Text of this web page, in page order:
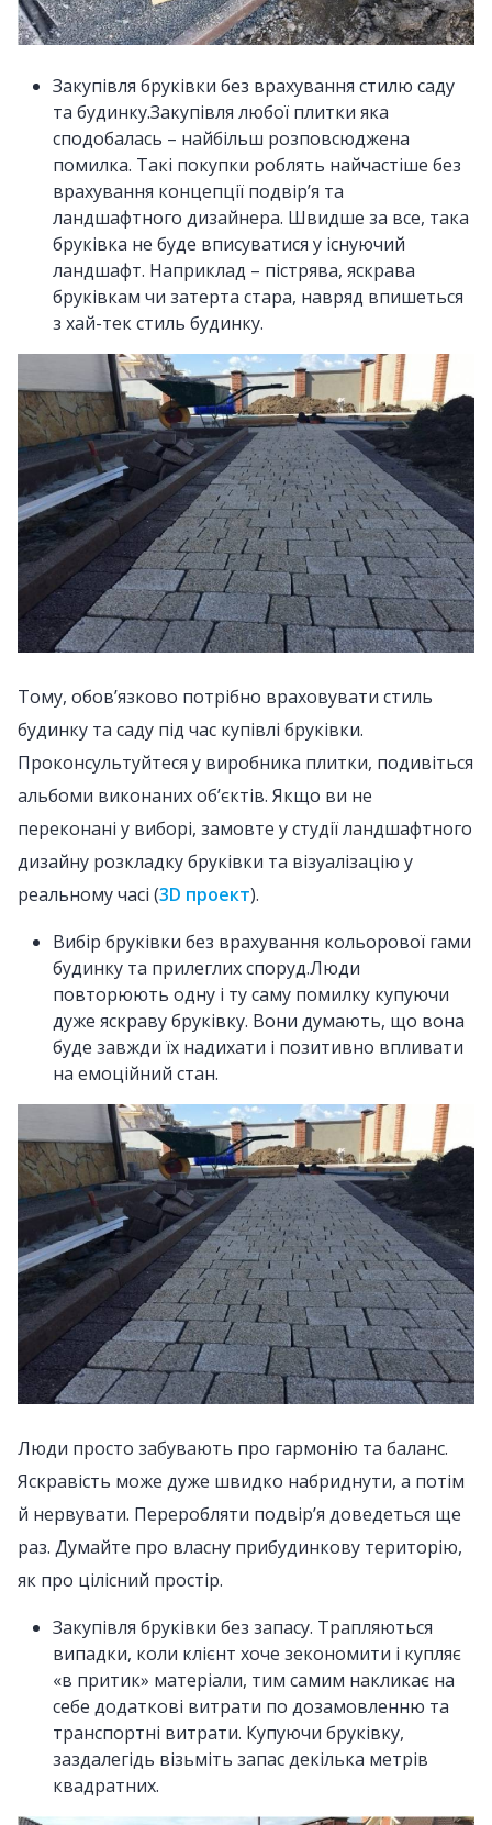
Закупівля бруківки без врахування стилю саду
та будинку.Закупівля любої плитки яка
сподобалась – найбільш розповсюджена
помилка. Такі покупки роблять найчастіше без
врахування концепції подвір’я та
ландшафтного дизайнера. Швидше за все, така
бруківка не буде вписуватися у існуючий
ландшафт. Наприклад – пістрява, яскрава
бруківкам чи затерта стара, навряд впишеться
з хай-тек стиль будинку.
Тому, обов’язково потрібно враховувати стиль
будинку та саду під час купівлі бруківки.
Проконсультуйтеся у виробника плитки, подивіться
альбоми виконаних об’єктів. Якщо ви не
переконані у виборі, замовте у студії ландшафтного
дизайну розкладку бруківки та візуалізацію у
реальному часі (3D проект).
Вибір бруківки без врахування кольорової гами
будинку та прилеглих споруд.Люди
повторюють одну і ту саму помилку купуючи
дуже яскраву бруківку. Вони думають, що вона
буде завжди їх надихати і позитивно впливати
на емоційний стан.
Люди просто забувають про гармонію та баланс.
Яскравість може дуже швидко набриднути, а потім
й нервувати. Переробляти подвір’я доведеться ще
раз. Думайте про власну прибудинкову територію,
як про цілісний простір.
Закупівля бруківки без запасу. Трапляються
випадки, коли клієнт хоче зекономити і купляє
«в притик» матеріали, тим самим накликає на
себе додаткові витрати по дозамовленню та
транспортні витрати. Купуючи бруківку,
заздалегідь візьміть запас декілька метрів
квадратних.